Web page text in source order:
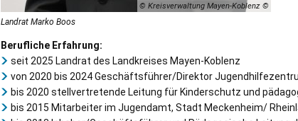
© Kreisverwaltung Mayen-Koblenz
Landrat Marko Boos
Berufliche Erfahrung:
seit 2025 Landrat des Landkreises Mayen-Koblenz
von 2020 bis 2024 Geschäftsführer/Direktor
bis 2020 stellvertretende Leitung für Kinderschutz und
bis 2015 Mitarbeiter im Jugendamt, Stadt Meckenheim/